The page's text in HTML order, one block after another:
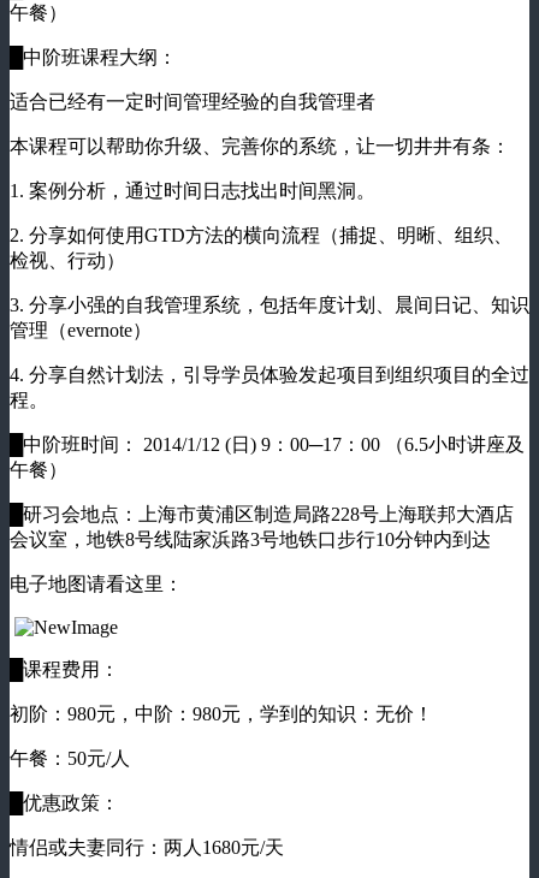
午餐）
█中阶班课程大纲：
适合已经有一定时间管理经验的自我管理者
本课程可以帮助你升级、完善你的系统，让一切井井有条：
1. 案例分析，通过时间日志找出时间黑洞。
2. 分享如何使用GTD方法的横向流程（捕捉、明晰、组织、
检视、行动）
3. 分享小强的自我管理系统，包括年度计划、晨间日记、知识
管理（evernote）
4. 分享自然计划法，引导学员体验发起项目到组织项目的全过
程。
█中阶班时间： 2014/1/12 (日) 9：00─17：00 （6.5小时讲座及
午餐）
█研习会地点：上海市黄浦区制造局路228号上海联邦大酒店
会议室，地铁8号线陆家浜路3号地铁口步行10分钟内到达
电子地图请看这里：
█课程费用：
初阶：980元，中阶：980元，学到的知识：无价！
午餐：50元/人
█优惠政策：
情侣或夫妻同行：两人1680元/天